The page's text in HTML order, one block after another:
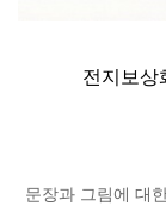
전지보상
문장과 그림에 대